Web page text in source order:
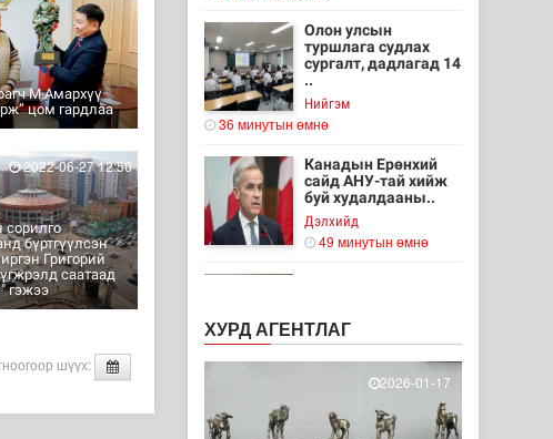
М.Амархүү
цом гардлаа
бүртгүүлсэн
Григорий
саатаад
гэжээ
2022-06-27 12:56
шүүх:
Олон улсын
туршлага судлах
сургалт, дадлагад 14
..
Нийгэм
36 минутын өмнө
Канадын Ерөнхий
сайд АНУ-тай хийж
буй худалдааны..
Дэлхийд
49 минутын өмнө
Дэлхийд
Ирэх 10 хоногт цаг
агаар ямар байх вэ
ХУРД АГЕНТЛАГ
2026-01-17